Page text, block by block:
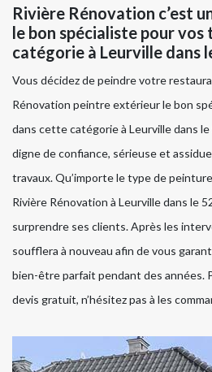
Rivière Rénovation c’est
le bon spécialiste pour
catégorie à Leurville dans
Vous décidez de peindre votre
Rénovation peintre extérieur le bon
dans cette catégorie à Leurville dans
digne de confiance, sérieuse et
travaux. Qu’importe le type de
Rivière Rénovation à Leurville dans le
surprendre ses clients. Après les
soufflera à nouveau afin de vous
bien-être parfait pendant des années.
devis gratuit, n’hésitez pas à les